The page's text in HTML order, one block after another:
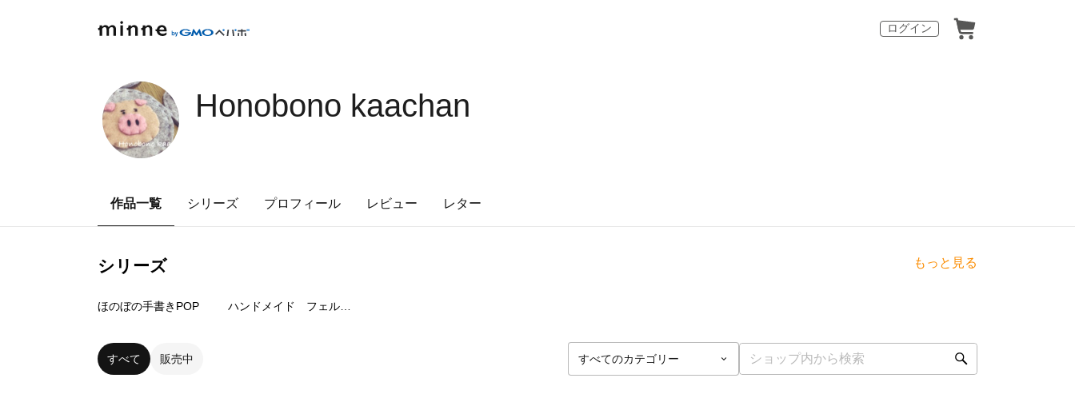
ログイン
Honobono kaachan
作品一覧 シリーズ プロフィール レビュー レター
シリーズ もっと見る
ほのぼの手書きPOP
すべて 販売中